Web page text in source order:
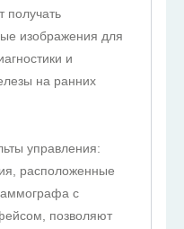
получать
изображения для
и
на ранних
управления:
расположенные
с
позволяют